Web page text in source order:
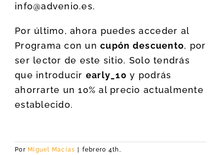
info@advenio.es.
Por último, ahora puedes acceder al
Programa con uncupón descuento, por
ser lector de este sitio. Solo tendrás
que introducir early_10 y podrás
ahorrarte un 10% al precio actualmente
establecido.
Por Miguel Macías | febrero 4th,